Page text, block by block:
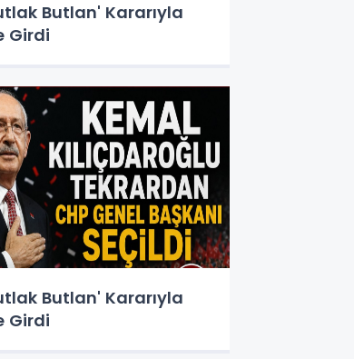
Butlan' Kararıyla
Girdi
Butlan' Kararıyla
Girdi